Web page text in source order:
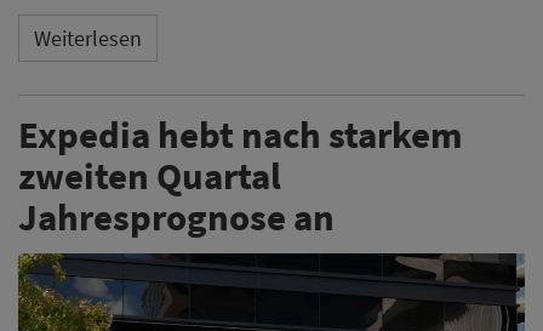
Weiterlesen
Expedia hebt nach starkem
zweiten Quartal
Jahresprognose an